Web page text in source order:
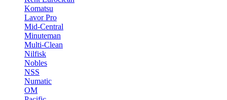
Komatsu
Lavor Pro
Mid-Central
Minuteman
Multi-Clean
Nilfisk
Nobles
NSS
Numatic
OM